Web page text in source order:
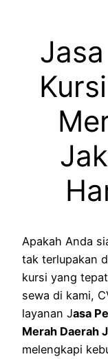
Apakah Anda
tak terlupakan
kursi yang
sewa di kami,
layanan Jasa
Merah Daerah
melengkapi